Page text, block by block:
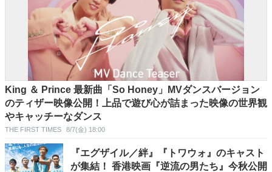
King ＆ Prince 最新曲「So Honey」MVダンスバージョン
のティザー映像公開！上品で遊び心が詰まった映像の世界観
やキャッチーなダンス
THE FIRST TIMES 8/7(金) 18:00
『エグザイル／絆』『トワウォ』のキャスト
が集結！ 香港映画『逆流の男たち』今秋公開